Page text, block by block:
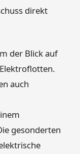
direkt
der Blick auf
auch
gesonderten